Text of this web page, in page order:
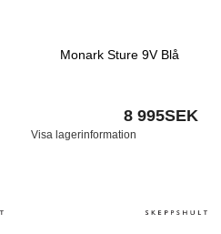
Monark Sture 9V Blå
8 995SEK
Visa lagerinformation